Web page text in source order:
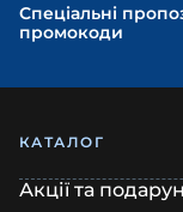
Спеціальні
промокоди
КАТАЛОГ
Акції та